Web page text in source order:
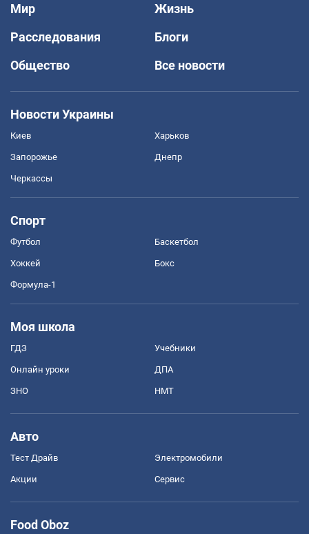
Мир
Жизнь
Расследования
Блоги
Общество
Все новости
Новости Украины
Киев Харьков
Запорожье Днепр
Черкассы
Спорт
Футбол Баскетбол
Хоккей Бокс
Формула-1
Моя школа
ГДЗ Учебники
Онлайн уроки ДПА
ЗНО НМТ
Авто
Тест Драйв Электромобили
Акции Сервис
Food Oboz